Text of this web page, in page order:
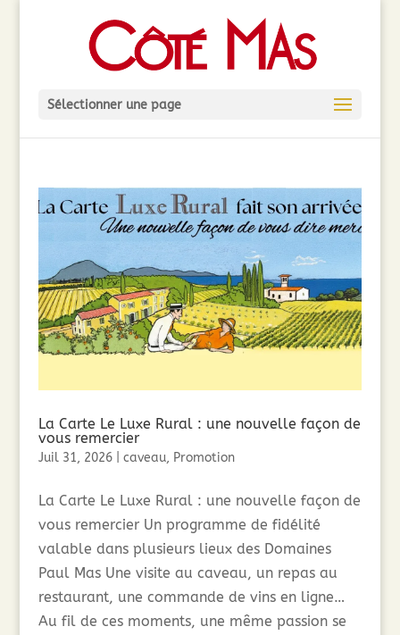
Sélectionner une page
La Carte Le Luxe Rural : une nouvelle façon de
vous remercier
Juil 31, 2026| caveau, Promotion
La Carte Le Luxe Rural : une nouvelle façon de
vous remercier Un programme de fidélité
valable dans plusieurs lieux des Domaines
Paul Mas Une visite au caveau, un repas au
restaurant, une commande de vins en ligne…
Au fil de ces moments, une même passion se